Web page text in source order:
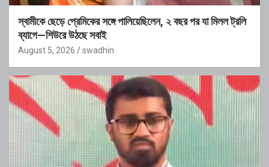
স্বামীকে ছেড়ে প্রেমিকের সঙ্গে পালিয়েছিলেন, ২ বছর পর যা মিলল ট্রলি
ব্যাগে—শিউরে উঠছে সবাই
August 5, 2026 swadhin